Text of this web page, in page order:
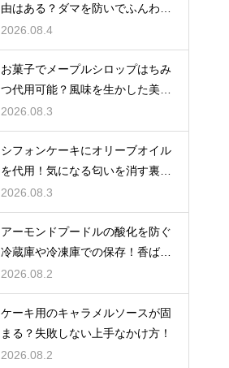
由はある？ダマを防いでふんわり
と軽い生地に焼き上げるための基
本
2026.08.4
お菓子でメープルシロップはちみ
つ代用可能？風味を生かした美味
しい技
2026.08.3
シフォンケーキにオリーブオイル
を代用！気になる匂いを消す裏ワ
ザ
2026.08.3
アーモンドプードルの酸化を防ぐ
冷蔵庫や冷凍庫での保存！香ばし
い風味を保ってお菓子を美味しく
する
2026.08.2
ケーキ用のキャラメルソースが固
まる？失敗しない上手なかけ方！
2026.08.2